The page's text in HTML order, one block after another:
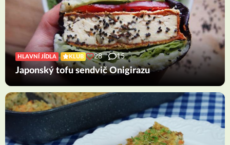
HLAVNÍ JÍDLA KLUB 28 15
Japonský tofu sendvič Onigirazu